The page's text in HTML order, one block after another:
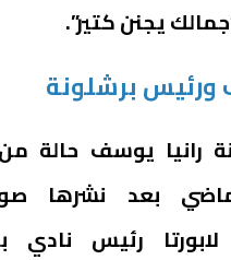
يجنن كتير”.
ورئيس برشلونة
رانيا يوسف حالة
بعد نشرها
رئيس نادي